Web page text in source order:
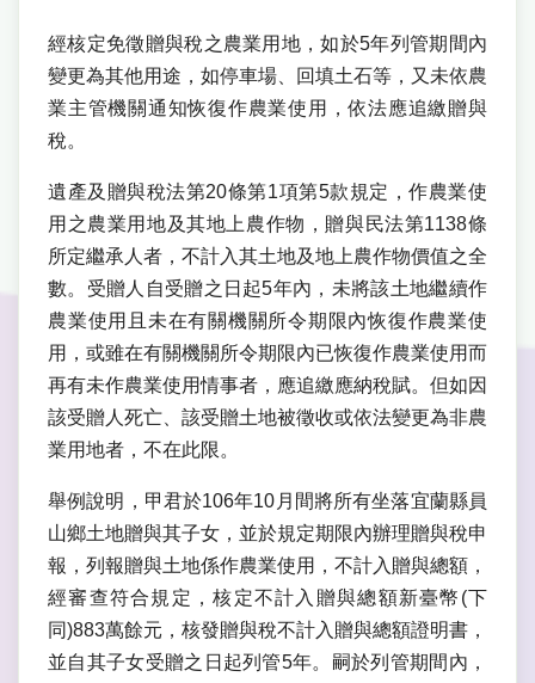
經核定免徵贈與稅之農業用地，如於5年列管期間內
變更為其他用途，如停車場、回填土石等，又未依農
業主管機關通知恢復作農業使用，依法應追繳贈與
稅。
遺產及贈與稅法第20條第1項第5款規定，作農業使
用之農業用地及其地上農作物，贈與民法第1138條
所定繼承人者，不計入其土地及地上農作物價值之全
數。受贈人自受贈之日起5年內，未將該土地繼續作
農業使用且未在有關機關所令期限內恢復作農業使
用，或雖在有關機關所令期限內已恢復作農業使用而
再有未作農業使用情事者，應追繳應納稅賦。但如因
該受贈人死亡、該受贈土地被徵收或依法變更為非農
業用地者，不在此限。
舉例說明，甲君於106年10月間將所有坐落宜蘭縣員
山鄉土地贈與其子女，並於規定期限內辦理贈與稅申
報，列報贈與土地係作農業使用，不計入贈與總額，
經審查符合規定，核定不計入贈與總額新臺幣(下
同)883萬餘元，核發贈與稅不計入贈與總額證明書，
並自其子女受贈之日起列管5年。嗣於列管期間內，